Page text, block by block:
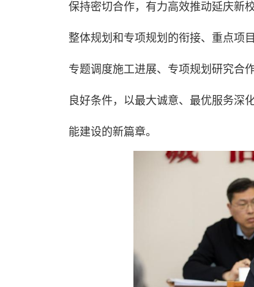
保持密切合作，有力高效推动延庆新
整体规划和专项规划的衔接、重点项
专题调度施工进展、专项规划研究合
良好条件，以最大诚意、最优服务深
能建设的新篇章。